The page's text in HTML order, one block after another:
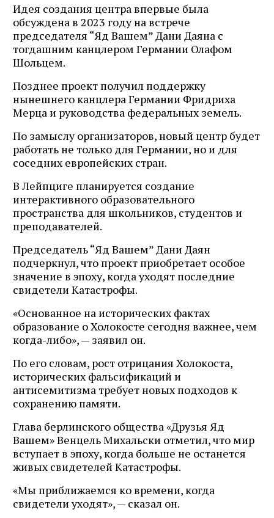
Идея создания центра впервые была
обсуждена в 2023 году на встрече
председателя “Яд Вашем” Дани Даяна с
тогдашним канцлером Германии Олафом
Шольцем.
Позднее проект получил поддержку
нынешнего канцлера Германии Фридриха
Мерца и руководства федеральных земель.
По замыслу организаторов, новый центр будет
работать не только для Германии, но и для
соседних европейских стран.
В Лейпциге планируется создание
интерактивного образовательного
пространства для школьников, студентов и
преподавателей.
Председатель “Яд Вашем” Дани Даян
подчеркнул, что проект приобретает особое
значение в эпоху, когда уходят последние
свидетели Катастрофы.
«Основанное на исторических фактах
образование о Холокосте сегодня важнее, чем
когда-либо», — заявил он.
По его словам, рост отрицания Холокоста,
исторических фальсификаций и
антисемитизма требует новых подходов к
сохранению памяти.
Глава берлинского общества «Друзья Яд
Вашем» Венцель Михальски отметил, что мир
вступает в эпоху, когда больше не останется
живых свидетелей Катастрофы.
«Мы приближаемся ко времени, когда
свидетели уходят», — сказал он.